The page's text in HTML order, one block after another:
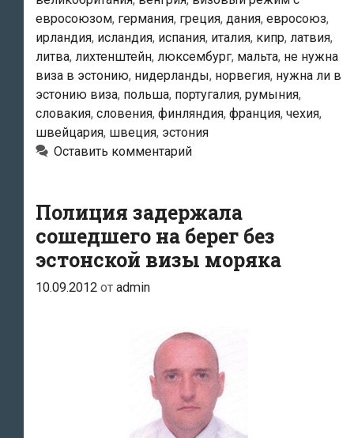
в
Эстонию
без
визы?
евросоюзом, германия, греция, дания, евросоюз,
ирландия, исландия, испания, италия, кипр, латвия,
литва, лихтенштейн, люксембург, мальта, не нужна
виза в эстонию, нидерланды, норвегия, нужна ли в
эстонию виза, польша, португалия, румыния,
словакия, словения, финляндия, франция, чехия,
швейцария, швеция, эстония
Оставить комментарий
Полиция задержала
сошедшего на берег без
эстонской визы моряка
10.09.2012 от admin